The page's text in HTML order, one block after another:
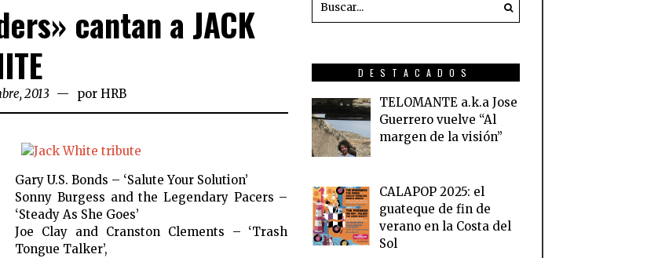
cantan a JACK
2013 porHRB
Gary U.S. Bonds – ‘Salute Your Solution’
Sonny Burgess and the Legendary Pacers –
‘Steady As She Goes’
Joe Clay and Cranston Clements – ‘Trash
Tongue Talker’,
DESTACADOS
TELOMANTE a.k.a Jose
Guerrero vuelve “Al
margen de la visión”
CALAPOP 2025: el
guateque de fin de
verano en la Costa del
Sol